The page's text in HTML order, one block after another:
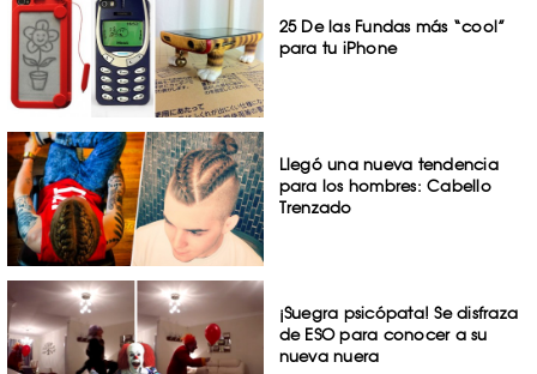
25 De las Fundas más “cool”
para tu iPhone
Llegó una nueva tendencia
para los hombres: Cabello
Trenzado
¡Suegra psicópata! Se disfraza
de ESO para conocer a su
nueva nuera